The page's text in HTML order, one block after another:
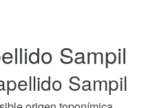
Sampil
Sampil